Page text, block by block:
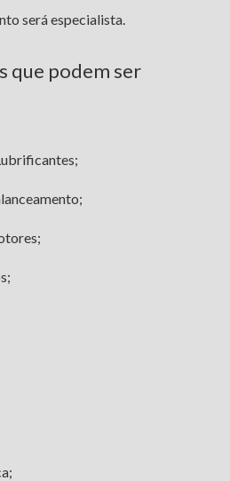
será especialista.
que podem ser